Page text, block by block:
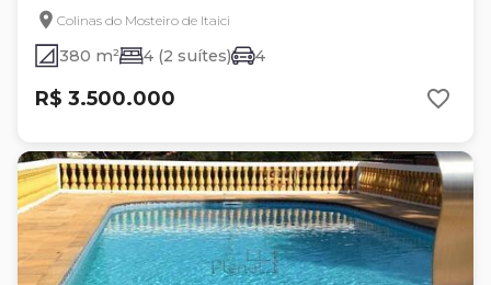
Colinas do Mosteiro de Itaici
380 m² 4 (2 suítes) 4
R$ 3.500.000